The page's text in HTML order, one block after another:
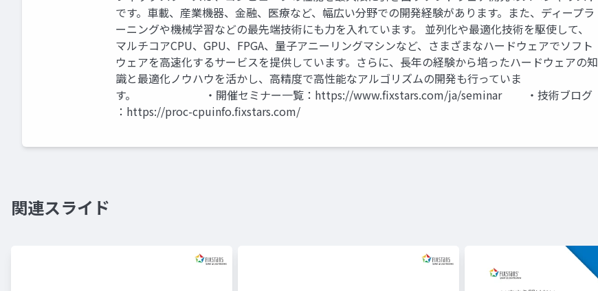
です。車載、産業機器、金融、医療など、幅広い分野での開発経験があります。また、ディープラ
ーニングや機械学習などの最先端技術にも力を入れています。 並列化や最適化技術を駆使して、
マルチコアCPU、GPU、FPGA、量子アニーリングマシンなど、さまざまなハードウェアでソフト
ウェアを高速化するサービスを提供しています。さらに、長年の経験から培ったハードウェアの知
識と最適化ノウハウを活かし、高精度で高性能なアルゴリズムの開発も行っていま
す。 ・開催セミナー一覧：https://www.fixstars.com/ja/seminar ・技術ブログ
：https://proc-cpuinfo.fixstars.com/
関連スライド